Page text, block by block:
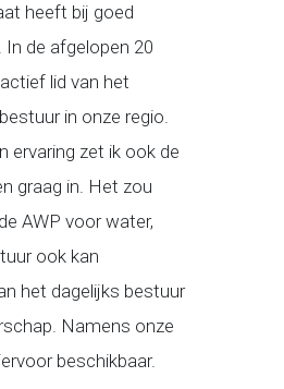
heeft bij goed
In de afgelopen 20
lid van het
in onze regio.
ervaring zet ik ook de
graag in. Het zou
AWP voor water,
ook kan
het dagelijks bestuur
Namens onze
beschikbaar.